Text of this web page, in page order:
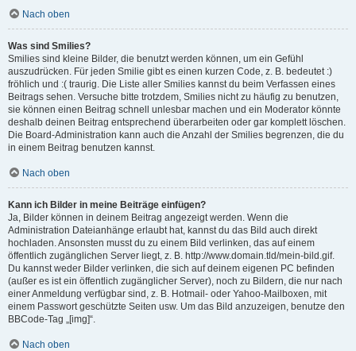
Nach oben
Was sind Smilies?
Smilies sind kleine Bilder, die benutzt werden können, um ein Gefühl
auszudrücken. Für jeden Smilie gibt es einen kurzen Code, z. B. bedeutet :)
fröhlich und :( traurig. Die Liste aller Smilies kannst du beim Verfassen eines
Beitrags sehen. Versuche bitte trotzdem, Smilies nicht zu häufig zu benutzen,
sie können einen Beitrag schnell unlesbar machen und ein Moderator könnte
deshalb deinen Beitrag entsprechend überarbeiten oder gar komplett löschen.
Die Board-Administration kann auch die Anzahl der Smilies begrenzen, die du
in einem Beitrag benutzen kannst.
Nach oben
Kann ich Bilder in meine Beiträge einfügen?
Ja, Bilder können in deinem Beitrag angezeigt werden. Wenn die
Administration Dateianhänge erlaubt hat, kannst du das Bild auch direkt
hochladen. Ansonsten musst du zu einem Bild verlinken, das auf einem
öffentlich zugänglichen Server liegt, z. B. http://www.domain.tld/mein-bild.gif.
Du kannst weder Bilder verlinken, die sich auf deinem eigenen PC befinden
(außer es ist ein öffentlich zugänglicher Server), noch zu Bildern, die nur nach
einer Anmeldung verfügbar sind, z. B. Hotmail- oder Yahoo-Mailboxen, mit
einem Passwort geschützte Seiten usw. Um das Bild anzuzeigen, benutze den
BBCode-Tag „[img]“.
Nach oben